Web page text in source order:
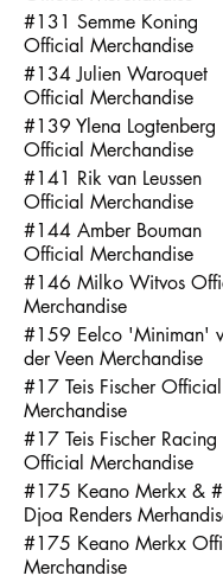
#131 Semme Koning
Official Merchandise
#134 Julien Waroquet
Official Merchandise
#139 Ylena Logtenberg
Official Merchandise
#141 Rik van Leussen
Official Merchandise
#144 Amber Bouman
Official Merchandise
#146 Milko Witvos
Merchandise
#159 Eelco 'Miniman'
der Veen Merchandise
#17 Teis Fischer Official
Merchandise
#17 Teis Fischer Racing
Official Merchandise
#175 Keano Merkx &
Djoa Renders
#175 Keano Merkx
Merchandise